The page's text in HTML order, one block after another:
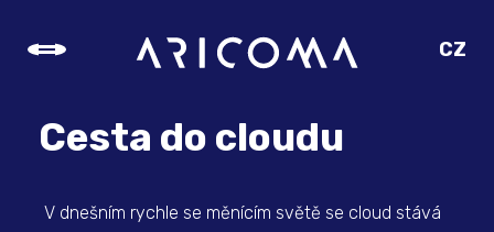
CZ
Cesta do cloudu
V dnešním rychle se měnícím světě se cloud stává